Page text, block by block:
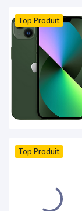
Top Produit
Top Produit